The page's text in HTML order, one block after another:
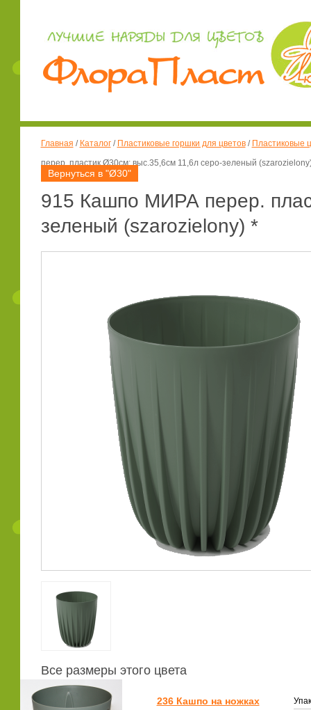
Главная / Каталог/ Пластиковые горшки для цветов/ Пластиковые
перер. пластик Ø30см; выс.35,6см 11,6л серо-зеленый
Вернуться в "Ø30"
915 Кашпо МИРА перер.
зеленый (szarozielony) *
Все размеры этого цвета
236 Кашпо на ножках